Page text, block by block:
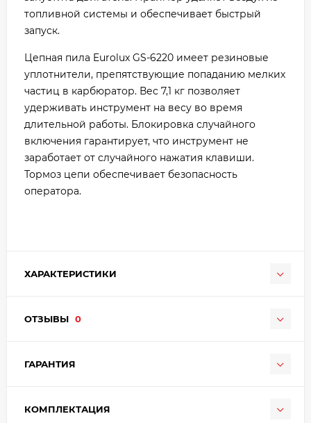
топливной системы и обеспечивает быстрый
запуск.
Цепная пила Eurolux GS-6220 имеет резиновые
уплотнители, препятствующие попаданию мелких
частиц в карбюратор. Вес 7,1 кг позволяет
удерживать инструмент на весу во время
длительной работы. Блокировка случайного
включения гарантирует, что инструмент не
заработает от случайного нажатия клавиши.
Тормоз цепи обеспечивает безопасность
оператора.
ХАРАКТЕРИСТИКИ
ОТЗЫВЫ 0
ГАРАНТИЯ
КОМПЛЕКТАЦИЯ